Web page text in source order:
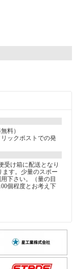
料）
ックポストでの発
け箱に配送となり
ます。少量のスポー
下さい。（量の目
個程度とお考え下